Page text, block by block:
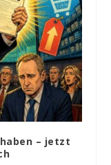
– jetzt